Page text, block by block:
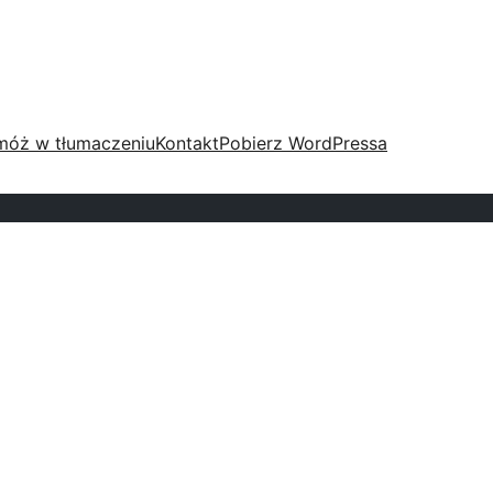
w tłumaczeniuKontaktPobierz WordPressa